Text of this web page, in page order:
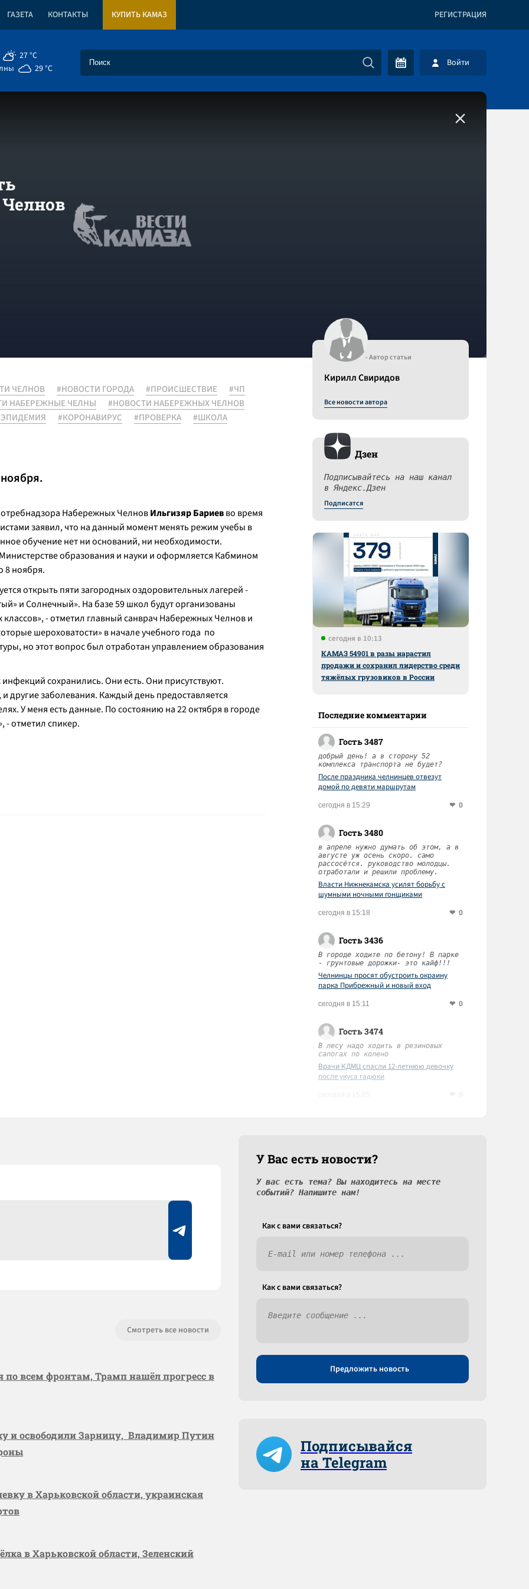
ГАЗЕТА КОНТАКТЫ КУПИТЬ КАМАЗ РЕГИСТРАЦИЯ
27 °C
29 °C Войти
ЧЕЛНОВ #НОВОСТИ ГОРОДА #ПРОИСШЕСТВИЕ
#ЧП
НАБЕРЕЖНЫЕ ЧЕЛНЫ
#НОВОСТИ НАБЕРЕЖНЫХ ЧЕЛНОВ
#КОРОНАВИРУС #ПРОВЕРКА
#ШКОЛА
Набережных ЧелновИльгизяр Бариевво время
заявил, что на данный момент менять режим учебы в
обучение нет ни оснований, ни необходимости.
образования и науки и оформляется Кабмином
8 ноября.
открыть пяти загородных оздоровительных лагерей -
и Солнечный». На базе 59 школ будут организованы
», - отметил главный санврач Набережных Челнов и
шероховатости» в начале учебного года по
но этот вопрос был отработан управлением образования
сохранились. Они есть. Они присутствуют.
другие заболевания. Каждый день предоставляется
У меня есть данные. По состоянию на 22 октября в городе
- отметил спикер.
- Автор статьи
Кирилл Свиридов
Все новости автора
Дзен
Подписывайтесь на наш канал
в Яндекс.Дзен
Подписатся
сегодня в 10:13
КАМАЗ 54901 в разы нарастил
продажи и сохранил лидерство среди
тяжёлых грузовиков в России
Последние комментарии
Гость 3487
добрый день! а в сторону 52
комплекса транспорта не будет?
После праздника челнинцев отвезут
домой по девяти маршрутам
сегодня в 15:29 0
Гость 3480
в апреле нужно думать об этом, а в
августе уж осень скоро. само
рассосётся. руководство молодцы.
отработали и решили проблему.
Власти Нижнекамска усилят борьбу с
шумными ночными гонщиками
сегодня в 15:18 0
Гость 3436
В городе ходите по бетону! В парке
- грунтовые дорожки- это кайф!!!
Челнинцы просят обустроить окраину
парка Прибрежный и новый вход
сегодня в 15:11 0
Гость 3474
В лесу надо ходить в резиновых
сапогах по колено
Врачи КДМЦ спасли 12-летнюю девочку
после укуса гадюки
Смотреть все новости
по всем фронтам, Трамп нашёл прогресс в
и освободили Зарницу, Владимир Путин
в Харьковской области, украинская
в Харьковской области, Зеленский
У Вас есть новости?
У вас есть тема? Вы находитесь на месте
событий? Напишите нам!
Как c вами связаться?
Как c вами связаться?
Предложить новость
Подписывайся
на Telegram